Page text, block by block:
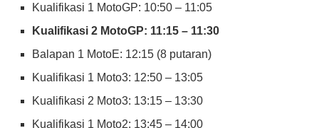
Kualifikasi 1 MotoGP: 10:50 – 11:05
Kualifikasi 2 MotoGP: 11:15 – 11:30
Balapan 1 MotoE: 12:15 (8 putaran)
Kualifikasi 1 Moto3: 12:50 – 13:05
Kualifikasi 2 Moto3: 13:15 – 13:30
Kualifikasi 1 Moto2: 13:45 – 14:00